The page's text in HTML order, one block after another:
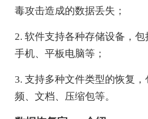
毒攻击造成的数据丢失；
2. 软件支持各种存储设备，包
手机、平板电脑等；
3. 支持多种文件类型的恢复
频、文档、压缩包等。